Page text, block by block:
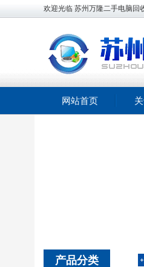
欢迎光临 苏州万隆二手电脑回
网站首页
产品分类